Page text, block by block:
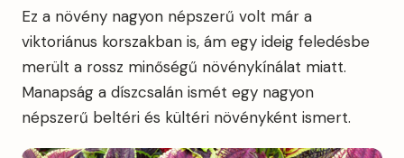
Ez a növény nagyon népszerű volt már a
viktoriánus korszakban is, ám egy ideig feledésbe
merült a rossz minőségű növénykínálat miatt.
Manapság a díszcsalán ismét egy nagyon
népszerű beltéri és kültéri növényként ismert.